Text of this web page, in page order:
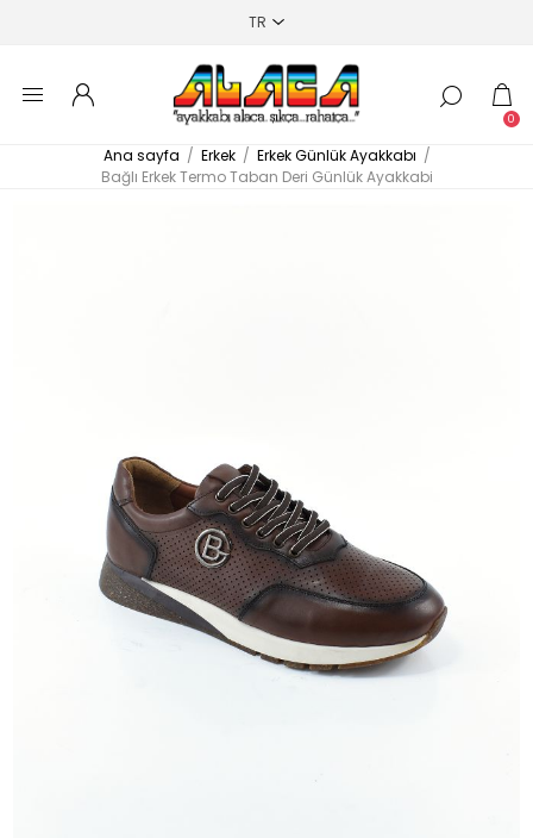
0
Ana sayfa / Erkek / Erkek Günlük Ayakkabı /
Bağlı Erkek Termo Taban Deri Günlük Ayakkabi